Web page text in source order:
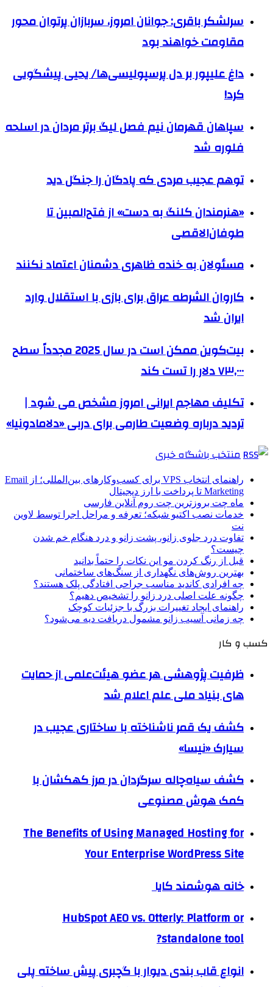
سرلشکر باقری: جوانان امروز، سربازان پرتوان محور
مقاومت خواهند بود
داغ علیپور بر دل پرسپولیسی‌ها/ یحیی پیشگویی
کرد!
سپاهان قهرمان نیم فصل لیگ برتر مردان در اسلحه
فلوره شد
توهم عجیب مردی که پادگان را جنگل دید
«هنرمندان کلنگ به دست» از فتح‌المبین تا
طوفان‌الاقصی
مسئولان به خنده ظاهری دشمنان اعتماد نکنند
کاروان الشرطه عراق برای بازی با استقلال وارد
ایران شد
بیت‌کوین ممکن است در سال 2025 مجدداً سطح
۷۳,۰۰۰ دلار را تست کند
تکلیف مهاجم ایرانی امروز مشخص می شود |
تردید درباره وضعیت طارمی برای دربی «دلامادونیا»
منتخب باشگاه خبری
راهنمای انتخاب VPS برای کسب‌وکارهای بین‌المللی؛ از Email
Marketing تا پرداخت با ارز دیجیتال
ماه چت بروزترین چت روم آنلاین فارسی
خدمات نصب اکتیو شبکه؛ تعرفه و مراحل اجرا توسط لاوین
نت
تفاوت درد جلوی زانو، پشت زانو و درد هنگام خم شدن
چیست؟
قبل از رنگ کردن مو این نکات را حتماً بدانید
بهترین روش‌های نگهداری از سنگ‌های ساختمانی
چه افرادی کاندید مناسب جراحی افتادگی پلک هستند؟
چگونه علت اصلی درد زانو را تشخیص دهیم؟
راهنمای ایجاد تغییرات بزرگ با جزئیات کوچک
چه زمانی آسیب زانو مشمول دریافت دیه می‌شود؟
کسب و کار
ظرفیت پژوهشی هر عضو هیئت‌علمی از حمایت
های بنیاد ملی علم اعلام شد
کشف یک قمر ناشناخته با ساختاری عجیب در
سیارک «نیسا»
کشف سیاه‌چاله سرگردان در مرز کهکشان با
کمک هوش مصنوعی
The Benefits of Using Managed Hosting for
Your Enterprise WordPress Site
خانه هوشمند کایا
HubSpot AEO vs. Otterly: Platform or
standalone tool?
انواع قاب بندی دیوار با گچبری پیش ساخته پلی